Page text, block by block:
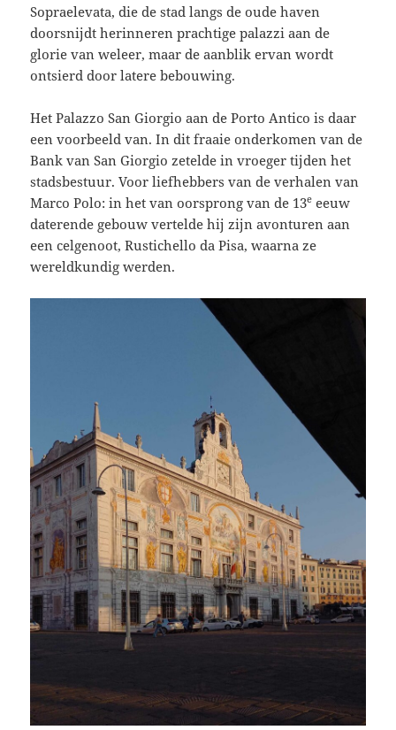
Sopraelevata, die de stad langs de oude haven
doorsnijdt herinneren prachtige palazzi aan de
glorie van weleer, maar de aanblik ervan wordt
ontsierd door latere bebouwing.
Het Palazzo San Giorgio aan de Porto Antico is daar
een voorbeeld van. In dit fraaie onderkomen van de
Bank van San Giorgio zetelde in vroeger tijden het
stadsbestuur. Voor liefhebbers van de verhalen van
Marco Polo: in het van oorsprong van de 13e eeuw
daterende gebouw vertelde hij zijn avonturen aan
een celgenoot, Rustichello da Pisa, waarna ze
wereldkundig werden.